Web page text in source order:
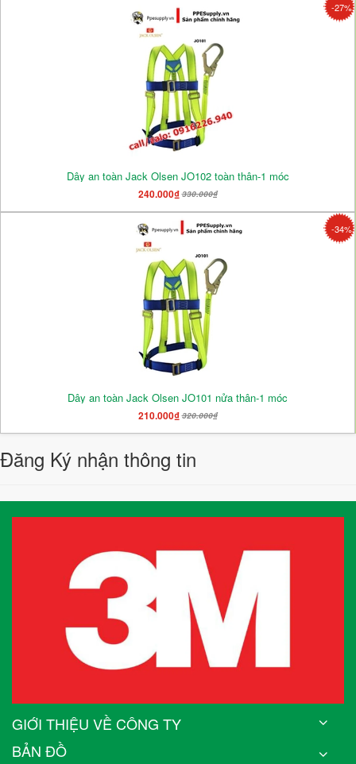
-27%
Dây an toàn Jack Olsen JO102 toàn thân-1 móc
240.000₫330.000₫
-34%
Dây an toàn Jack Olsen JO101 nửa thân-1 móc
210.000₫320.000₫
Đăng Ký nhận thông tin
GIỚI THIỆU VỀ CÔNG TY
BẢN ĐỒ